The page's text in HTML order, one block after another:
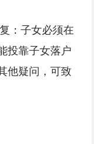
子女必须在
投靠子女落户
他疑问，可致